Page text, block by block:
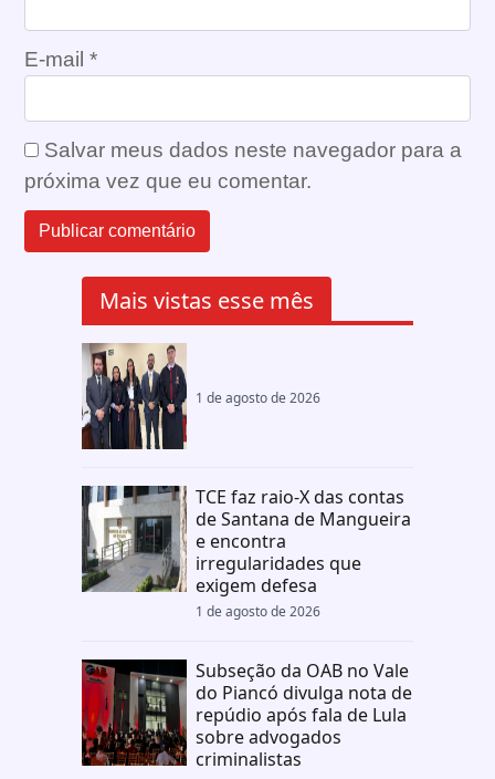
E-mail *
Salvar meus dados neste navegador para a
próxima vez que eu comentar.
Mais vistas esse mês
1 de agosto de 2026
TCE faz raio-X das contas
de Santana de Mangueira
e encontra
irregularidades que
exigem defesa
1 de agosto de 2026
Subseção da OAB no Vale
do Piancó divulga nota de
repúdio após fala de Lula
sobre advogados
criminalistas